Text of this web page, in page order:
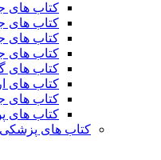
کتاب های
کتاب های
کتاب های
کتاب های
کتاب های
کتاب های
کتاب های
کتاب های
کتاب های